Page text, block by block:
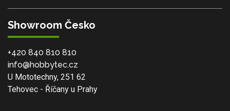
Showroom Česko
+420 840 810 810
info@hobbytec.cz
U Mototechny, 251 62
Tehovec - Říčany u Prahy